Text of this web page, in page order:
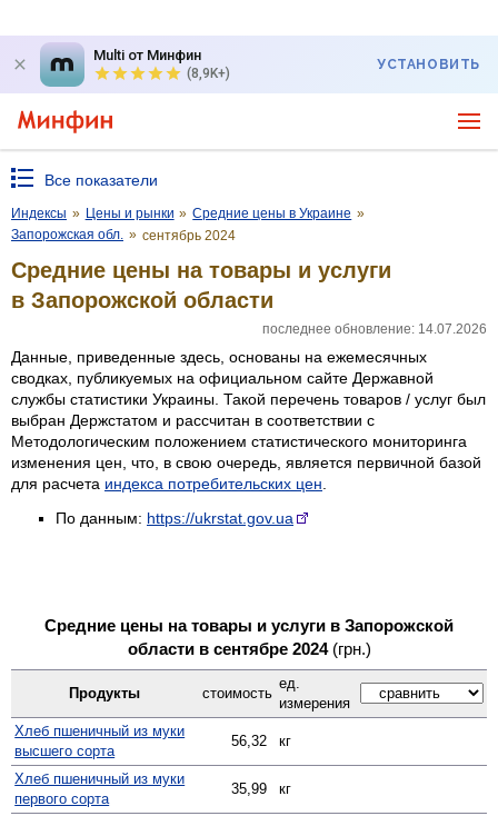
Multi от Минфин
(8,9K+)
УСТАНОВИТЬ
Все показатели
Индексы » Цены и рынки » Средние цены в Украине »
Запорожская обл. » сентябрь 2024
Средние цены на товары и услуги
в Запорожской области
последнее обновление: 14.07.2026
Данные, приведенные здесь, основаны на ежемесячных
сводках, публикуемых на официальном сайте Державной
службы статистики Украины. Такой перечень товаров / услуг был
выбран Держстатом и рассчитан в соответствии с
Методологическим положением статистического мониторинга
изменения цен, что, в свою очередь, является первичной базой
для расчета индекса потребительских цен
По данным: https://ukrstat.gov.ua
Средние цены на товары и услуги в Запорожской
области в сентябре 2024 (грн.)
Продукты стоимость
ед.
измерения
Хлеб пшеничный из муки
высшего сорта
56,32 кг
Хлеб пшеничный из муки
первого сорта
35,99 кг